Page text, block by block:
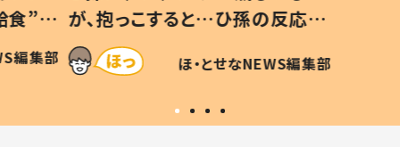
食”を
の親
編集部
が、抱っこすると…ひ孫の反応に
「涙が出ました」「可愛くて仕方な
い」
ほ・とせなNEWS編集部